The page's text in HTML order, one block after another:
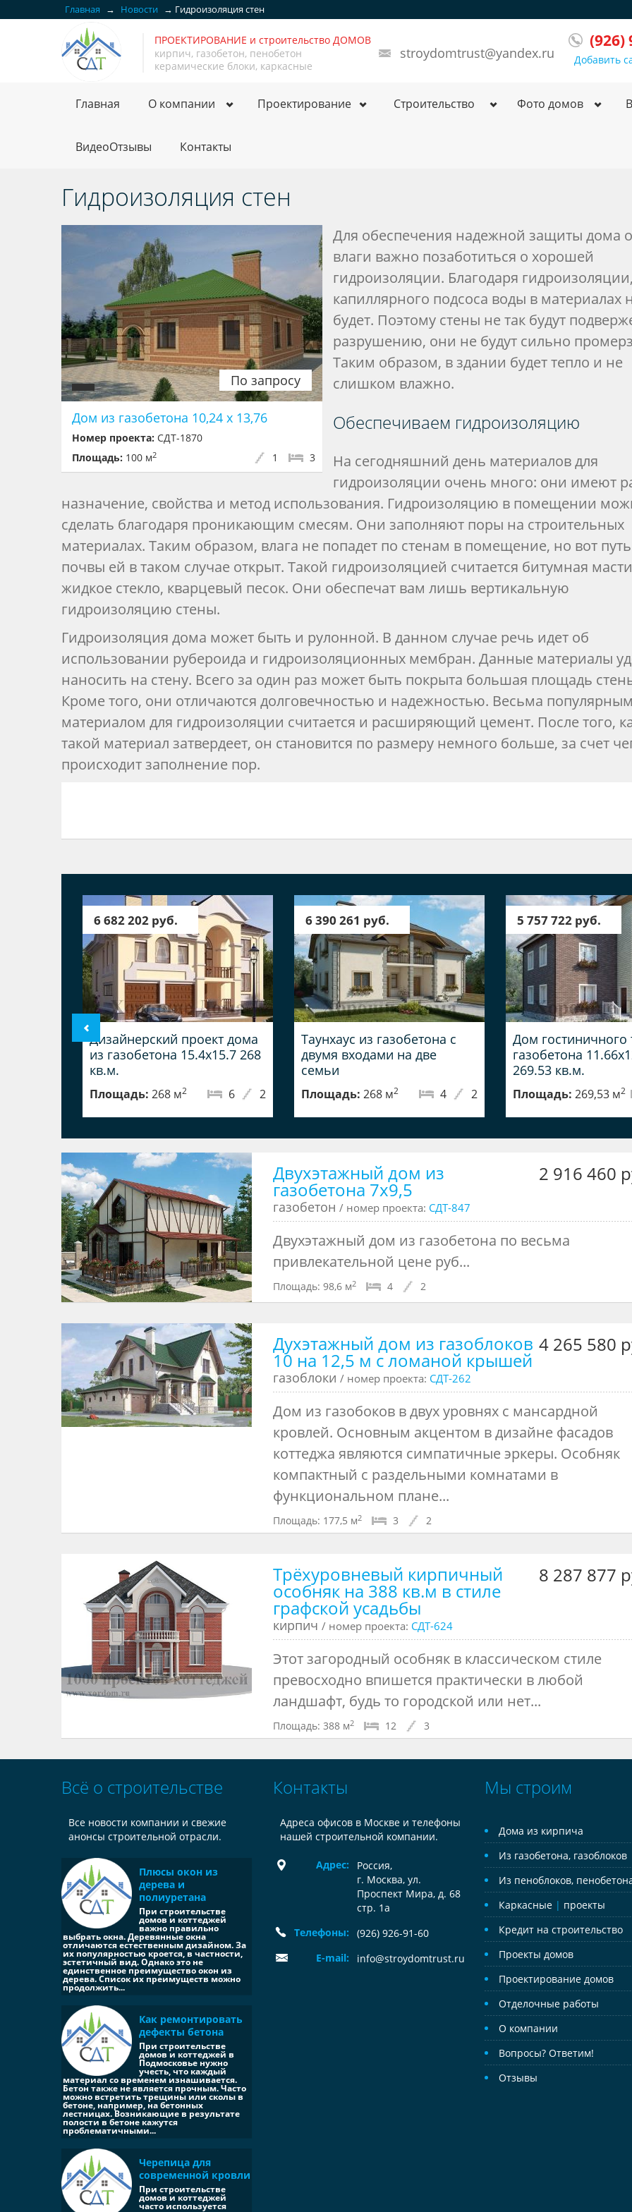
Главная → Новости → Гидроизоляция стен
ПРОЕКТИРОВАНИЕ и строительство ДОМОВ
кирпич, газобетон, пенобетон
керамические блоки, каркасные
stroydomtrust@yandex.ru
(926)
Добавить
Главная О компании Проектирование Строительство Фото домов
ВидеоОтзывы Контакты
Гидроизоляция стен
По запросу
Дом из газобетона 10,24 х 13,76
Номер проекта: СДТ-1870
Площадь: 100 м2 3
1
Для обеспечения надежной защиты дома
влаги важно позаботиться о хорошей
гидроизоляции. Благодаря гидроизоляции,
капиллярного подсоса воды в материалах
будет. Поэтому стены не так будут
разрушению, они не будут сильно
Таким образом, в здании будет тепло и не
слишком влажно.
Обеспечиваем гидроизоляцию
На сегодняшний день материалов для
гидроизоляции очень много: они имеют
назначение, свойства и метод использования. Гидроизоляцию в помещении
сделать благодаря проникающим смесям. Они заполняют поры на строительных
материалах. Таким образом, влага не попадет по стенам в помещение, но вот
почвы ей в таком случае открыт. Такой гидроизоляцией считается битумная
жидкое стекло, кварцевый песок. Они обеспечат вам лишь вертикальную
гидроизоляцию стены.
Гидроизоляция дома может быть и рулонной. В данном случае речь идет об
использовании рубероида и гидроизоляционных мембран. Данные материалы
наносить на стену. Всего за один раз может быть покрыта большая площадь
Кроме того, они отличаются долговечностью и надежностью. Весьма популярным
материалом для гидроизоляции считается и расширяющий цемент. После того,
такой материал затвердеет, он становится по размеру немного больше, за счет
происходит заполнение пор.
6 682 202 руб.
Дизайнерский проект дома
из газобетона 15.4x15.7 268
кв.м.
Площадь: 268 м2 2
6
6 390 261 руб.
Таунхаус из газобетона с
двумя входами на две
семьи
Площадь: 268 м2 2
4
5 757 722 руб.
Дом гостиничного
газобетона
269.53 кв.м.
Площадь: 269,53 м2
Двухэтажный дом из
газобетона 7x9,5
2 916 460
газобетон / номер проекта: СДТ-847
Двухэтажный дом из газобетона по весьма
привлекательной цене руб...
Площадь: 98,6 м2 4 2
Духэтажный дом из газоблоков
10 на 12,5 м с ломаной крышей
4 265 580
газоблоки / номер проекта: СДТ-262
Дом из газобоков в двух уровнях с мансардной
кровлей. Основным акцентом в дизайне фасадов
коттеджа являются симпатичные эркеры. Особняк
компактный с раздельными комнатами в
функциональном плане...
Площадь: 177,5 м2 3 2
Трёхуровневый кирпичный
особняк на 388 кв.м в стиле
графской усадьбы
8 287 877
кирпич / номер проекта: СДТ-624
Этот загородный особняк в классическом стиле
превосходно впишется практически в любой
ландшафт, будь то городской или нет...
Площадь: 388 м2 12 3
Всё о строительстве
Все новости компании и свежие
анонсы строительной отрасли.
Плюсы окон из
дерева и
полиуретана
При строительстве
домов и коттеджей
важно правильно
выбрать окна. Деревянные окна
отличаются естественным дизайном. За
их популярностью кроется, в частности,
эстетичный вид. Однако это не
единственное преимущество окон из
дерева. Список их преимуществ можно
продолжить...
Как ремонтировать
дефекты бетона
При строительстве
домов и коттеджей в
Подмосковье нужно
учесть, что каждый
материал со временем изнашивается.
Бетон также не является прочным. Часто
можно встретить трещины или сколы в
бетоне, например, на бетонных
лестницах. Возникающие в результате
полости в бетоне кажутся
проблематичными...
Черепица для
современной кровли
При строительстве
домов и коттеджей
часто используется
Контакты
Адреса офисов в Москве и телефоны
нашей строительной компании.
Адрес: Россия,
г. Москва, ул.
Проспект Мира, д. 68
стр. 1а
Телефоны:
(926) 926-91-60
E-mail:
info@stroydomtrust.ru
Мы строим
Дома из кирпича
Из газобетона, газоблоков
Из пеноблоков,
Каркасные | проекты
Кредит на строительство
Проекты домов
Проектирование домов
Отделочные работы
О компании
Вопросы? Ответим!
Отзывы